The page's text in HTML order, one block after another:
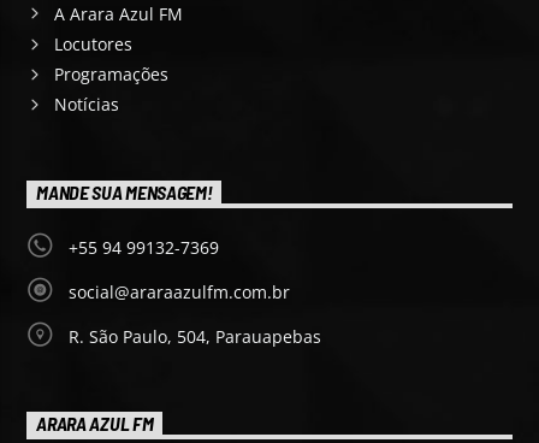
A Arara Azul FM
Locutores
Programações
Notícias
MANDE SUA MENSAGEM!
+55 94 99132-7369
social@araraazulfm.com.br
R. São Paulo, 504, Parauapebas
ARARA AZUL FM